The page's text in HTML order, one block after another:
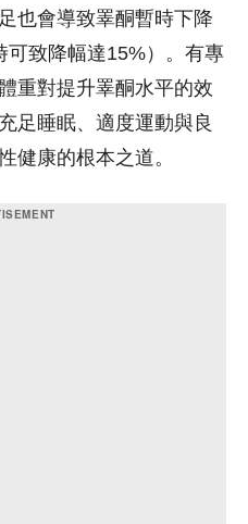
也會導致睪酮暫時下降
可致降幅達15%）。有專
重對提升睪酮水平的效
足睡眠、適度運動與良
健康的根本之道。